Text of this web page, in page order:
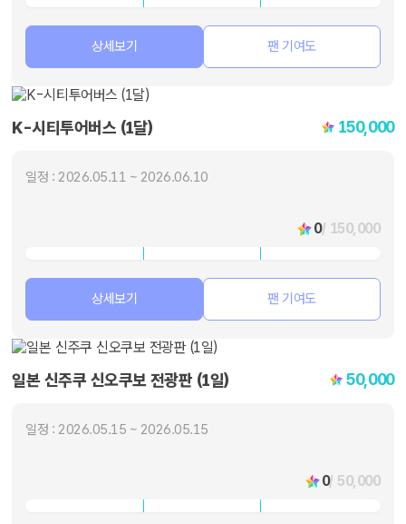
상세보기 팬 기여도
K-시티투어버스 (1달) 150,000
일정 : 2026.05.11 ~ 2026.06.10
0/ 150,000
상세보기 팬 기여도
일본 신주쿠 신오쿠보 전광판 (1일) 50,000
일정 : 2026.05.15 ~ 2026.05.15
0/ 50,000